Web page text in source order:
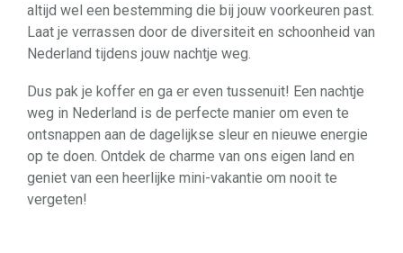
altijd wel een bestemming die bij jouw voorkeuren past.
Laat je verrassen door de diversiteit en schoonheid van
Nederland tijdens jouw nachtje weg.
Dus pak je koffer en ga er even tussenuit! Een nachtje
weg in Nederland is de perfecte manier om even te
ontsnappen aan de dagelijkse sleur en nieuwe energie
op te doen. Ontdek de charme van ons eigen land en
geniet van een heerlijke mini-vakantie om nooit te
vergeten!